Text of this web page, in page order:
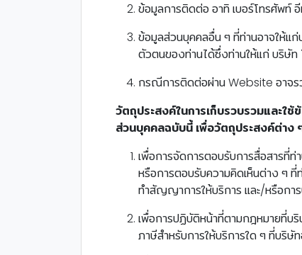
ข้อมูลการติดต่อ อาทิ เบอร์โทรศัพ
ข้อมูลส่วนบุคคลอื่น ๆ ที่ท่านอาจให้แ
ตัวตนของท่านได้ซึ่งท่านให้แก่ บริษั
กรณีการติดต่อผ่าน Website อาจร
วัตถุประสงค์ในการเก็บรวบรวมและใ
ส่วนบุคคลฉบับนี้ เพื่อวัตถุประสงค์ต่าง
เพื่อการจัดการตอบรับการสื่อสารที่
หรือการตอบรับความคิดเห็นต่าง ๆ
ทำสัญญาการให้บริการ และ/หรือกา
เพื่อการปฏิบัติหน้าที่ตามกฎหมายที่บ
ภาษีสำหรับการให้บริการใด ๆ ที่บริษั